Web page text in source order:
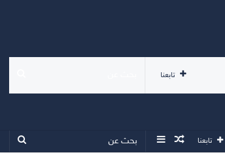
تابعنا
بحث
إضافةمقال
تابعنا